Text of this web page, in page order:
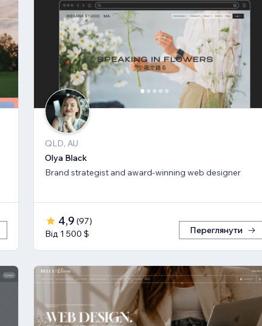
QLD, AU
Olya Black
Brand strategist and award-winning web designer
4,9 (97)
Від 1 500 $
Переглянути